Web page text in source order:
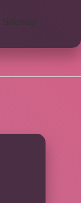
Sitemap